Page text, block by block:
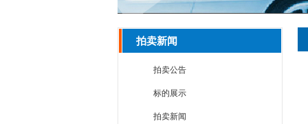
拍卖新闻
拍卖公告
标的展示
拍卖新闻